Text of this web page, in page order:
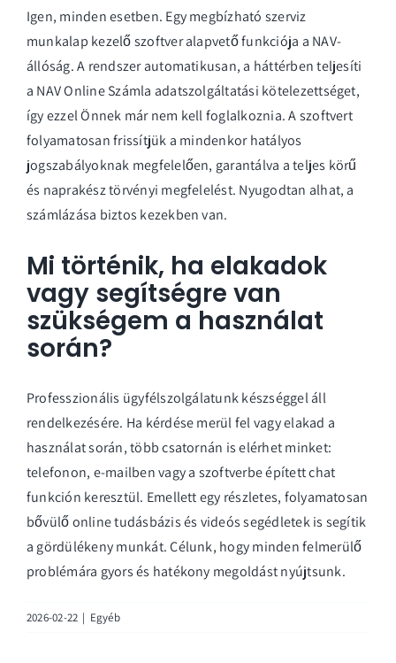
Igen, minden esetben. Egy megbízható szerviz
munkalap kezelő szoftver alapvető funkciója a NAV-
állóság. A rendszer automatikusan, a háttérben teljesíti
a NAV Online Számla adatszolgáltatási kötelezettséget,
így ezzel Önnek már nem kell foglalkoznia. A szoftvert
folyamatosan frissítjük a mindenkor hatályos
jogszabályoknak megfelelően, garantálva a teljes körű
és naprakész törvényi megfelelést. Nyugodtan alhat, a
számlázása biztos kezekben van.
Mi történik, ha elakadok
vagy segítségre van
szükségem a használat
során?
Professzionális ügyfélszolgálatunk készséggel áll
rendelkezésére. Ha kérdése merül fel vagy elakad a
használat során, több csatornán is elérhet minket:
telefonon, e-mailben vagy a szoftverbe épített chat
funkción keresztül. Emellett egy részletes, folyamatosan
bővülő online tudásbázis és videós segédletek is segítik
a gördülékeny munkát. Célunk, hogy minden felmerülő
problémára gyors és hatékony megoldást nyújtsunk.
2026-02-22 | Egyéb